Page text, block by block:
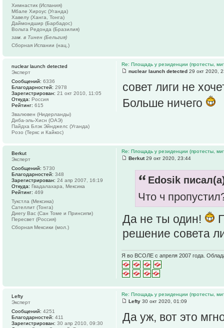
Химнастик (Испания)
Мбале Хироус (Уганда)
Хавелу (Ханга, Тонга)
Даймондшир (Барбадос)
Вольта Редонда (Бразилия)
зам. в Тинен (Бельгия)
Сборная Испании (нац.)
Re: Площадь у резиденции (протесты,
nuclear launch detected 29 окт 2020,
совет лиги не
Больше ничего
nuclear launch detected
Эксперт
Сообщений: 6336
Благодарностей: 2978
Зарегистрирован: 21 окт 2010, 11:05
Откуда: Россия
Рейтинг: 615
Звалювен (Нидерланды)
Диба-эль-Хисн (ОАЭ)
Пайдха Блэк Эйнджелс (Уганда)
Розо (Теркс и Кайкос)
Re: Площадь у резиденции (протесты,
Berkut29 окт 2020, 23:44
Edosik
Что ч
Да не ты один!
решение совета
Я во ВСОЛЕ с апреля 2007 года.
Berkut
Эксперт
Сообщений: 5730
Благодарностей: 348
Зарегистрирован: 24 апр 2007, 16:19
Откуда: Гвадалахара, Мексика
Рейтинг: 469
Тукстла (Мексика)
Сателлит (Тонга)
Диегу Вас (Сан Томе и Принсипи)
Пересвет (Россия)
Сборная Мексики (мол.)
Re: Площадь у резиденции (протесты,
Lefty 30 окт 2020, 01:09
Да уж, вот это
Lefty
Эксперт
Сообщений: 4251
Благодарностей: 411
Зарегистрирован: 30 апр 2010, 09:30